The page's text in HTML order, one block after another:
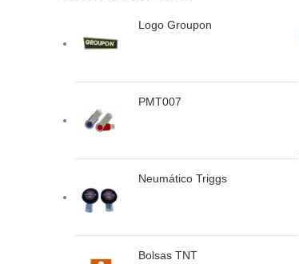
Logo Groupon
PMT007
Neumático Triggs
Bolsas TNT